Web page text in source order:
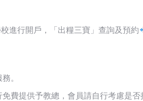
進行開戶，「出糧三寶」查詢及預約
。
費提供予教總，會員請自行考慮是否